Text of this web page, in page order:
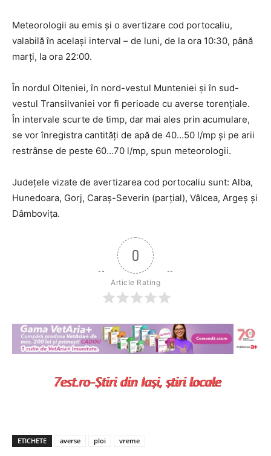
Meteorologii au emis și o avertizare cod portocaliu,
valabilă în același interval – de luni, de la ora 10:30, până
marți, la ora 22:00.
În nordul Olteniei, în nord-vestul Munteniei și în sud-
vestul Transilvaniei vor fi perioade cu averse torențiale.
În intervale scurte de timp, dar mai ales prin acumulare,
se vor înregistra cantități de apă de 40…50 l/mp și pe arii
restrânse de peste 60…70 l/mp, spun meteorologii.
Județele vizate de avertizarea cod portocaliu sunt: Alba,
Hunedoara, Gorj, Caraș-Severin (parțial), Vâlcea, Argeș și
Dâmbovița.
0
Article Rating
ETICHETE averse ploi vreme